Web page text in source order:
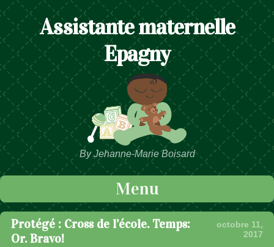
Assistante maternelle
Epagny
By Jehanne-Marie Boisard
Menu
Passer au contenu
Protégé : Cross de l’école. Temps:
Or. Bravo!
octobre 11,
2017